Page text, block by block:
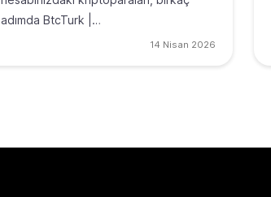
adımda BtcTurk |…
14 Nisan 2026